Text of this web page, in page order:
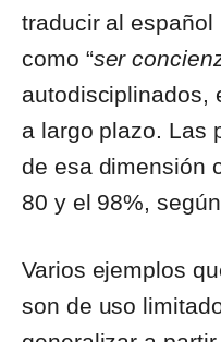
traducir al
como “ser
autodisciplinados,
a largo plazo. Las
de esa dimensión
80 y el 98%,
Varios ejemplos
son de uso